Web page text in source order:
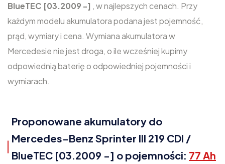
BlueTEC [03.2009 -] , w najlepszych cenach. Przy
każdym modelu akumulatora podana jest pojemność,
prąd, wymiary i cena. Wymiana akumulatora w
Mercedesie nie jest droga, o ile wcześniej kupimy
odpowiednią baterię o odpowiedniej pojemności i
wymiarach.
Proponowane akumulatory do
Mercedes-Benz Sprinter III 219 CDI /
BlueTEC [03.2009 -] o pojemności: 77 Ah